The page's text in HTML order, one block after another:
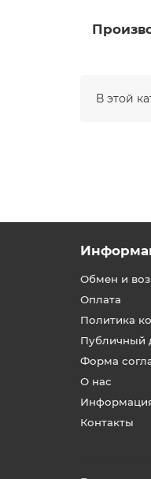
В этой
Обмен и
Оплата
Политика
Публичный
Форма
О нас
Контакты